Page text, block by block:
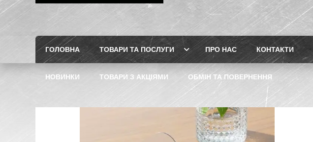
ГОЛОВНА ТОВАРИ ТА ПОСЛУГИ ПРО НАС КОНТАКТИ
НОВИНКИ ТОВАРИ З АКЦІЯМИ ОБМІН ТА ПОВЕРНЕННЯ